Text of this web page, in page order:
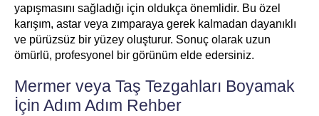
yapışmasını sağladığı için oldukça önemlidir. Bu özel
karışım, astar veya zımparaya gerek kalmadan dayanıklı
ve pürüzsüz bir yüzey oluşturur. Sonuç olarak uzun
ömürlü, profesyonel bir görünüm elde edersiniz.
Mermer veya Taş Tezgahları Boyamak
İçin Adım Adım Rehber